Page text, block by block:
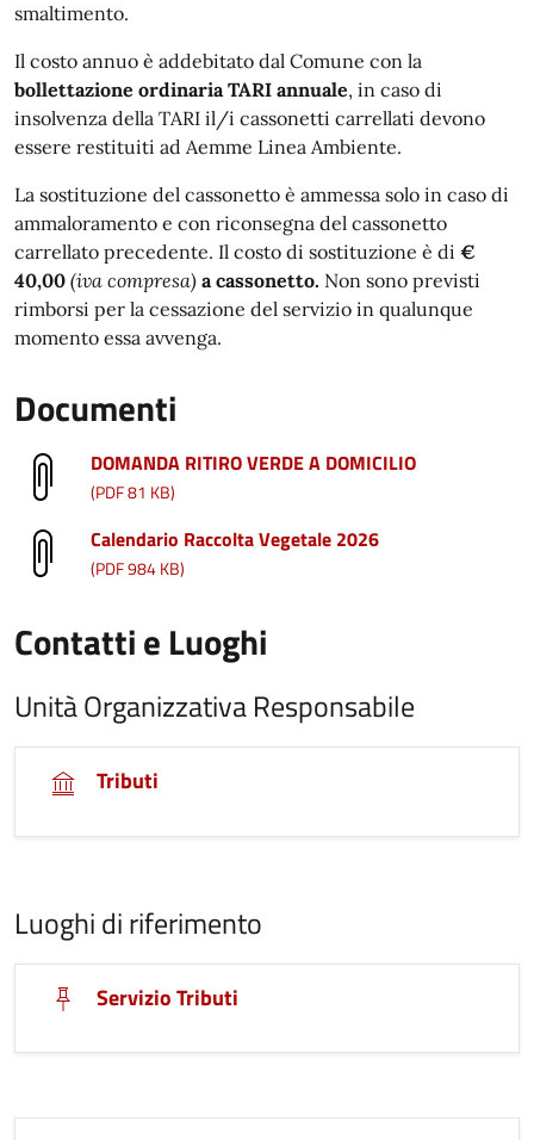
smaltimento.
Il costo annuo è addebitato dal Comune con la
bollettazione ordinaria TARI annuale, in caso di
insolvenza della TARI il/i cassonetti carrellati devono
essere restituiti ad Aemme Linea Ambiente.
La sostituzione del cassonetto è ammessa solo in caso di
ammaloramento e con riconsegna del cassonetto
carrellato precedente. Il costo di sostituzione è di €
40,00 (iva compresa) a cassonetto. Non sono previsti
rimborsi per la cessazione del servizio in qualunque
momento essa avvenga.
Documenti
DOMANDA RITIRO VERDE A DOMICILIO
(PDF 81 KB)
Calendario Raccolta Vegetale 2026
(PDF 984 KB)
Contatti e Luoghi
Unità Organizzativa Responsabile
Tributi
Luoghi di riferimento
Servizio Tributi